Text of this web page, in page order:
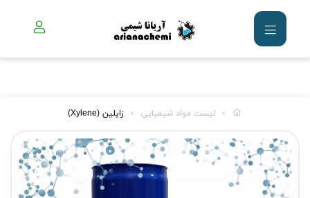
لیست مواد شیمیایی زایلین (Xylene)